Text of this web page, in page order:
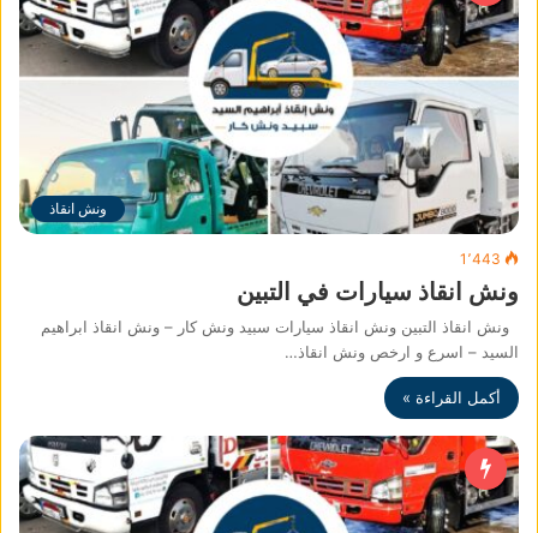
ونش انقاذ
1٬443
ونش انقاذ سيارات في التبين
ونش انقاذ التبين ونش انقاذ سيارات سبيد ونش كار – ونش انقاذ ابراهيم
السيد – اسرع و ارخص ونش انقاذ…
أكمل القراءة »